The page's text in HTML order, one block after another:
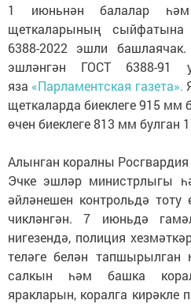
1 июньнән балалар
щеткаларының
6388-2022 эшли
эшләнгән ГОСТ 6388-91
яза «Парламентская газета».
щеткаларда биеклеге 915 мм
өчен биеклеге 813 мм булган
Алынган коралны
Эчке эшләр министрлыгы
әйләнешен контрольдә тоту
чикләнгән. 7 июньдә
нигезендә, полиция
теләге белән тапшырылган
салкын һәм башка
яракларын, коралга кирәкле